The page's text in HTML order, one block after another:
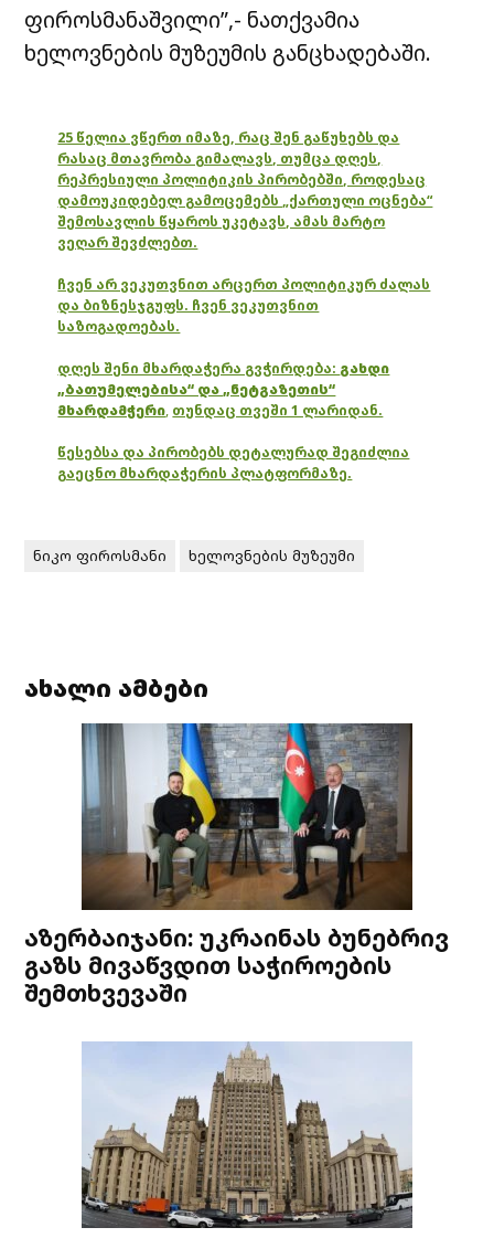
ფიროსმანაშვილი”,- ნათქვამია
ხელოვნების მუზეუმის განცხადებაში.
25 წელია ვწერთ იმაზე, რაც შენ გაწუხებს და
რასაც მთავრობა გიმალავს, თუმცა დღეს,
რეპრესიული პოლიტიკის პირობებში, როდესაც
დამოუკიდებელ გამოცემებს „ქართული ოცნება“
შემოსავლის წყაროს უკეტავს, ამას მარტო
ვეღარ შევძლებთ.
ჩვენ არ ვეკუთვნით არცერთ პოლიტიკურ ძალას
და ბიზნესჯგუფს. ჩვენ ვეკუთვნით
საზოგადოებას.
დღეს შენი მხარდაჭერა გვჭირდება: გახდი
„ბათუმელებისა“ და „ნეტგაზეთის“
მხარდამჭერი, თუნდაც თვეში 1 ლარიდან.
წესებსა და პირობებს დეტალურად შეგიძლია
გაეცნო მხარდაჭერის პლატფორმაზე.
ნიკო ფიროსმანი ხელოვნების მუზეუმი
ახალი ამბები
აზერბაიჯანი: უკრაინას ბუნებრივ
გაზს მივაწვდით საჭიროების
შემთხვევაში